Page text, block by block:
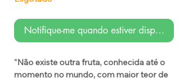
Notifique-me quando estiver disponível
“Não existe outra fruta, conhecida até o
momento no mundo, com maior teor de